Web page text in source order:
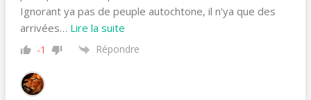
Ignorant ya pas de peuple autochtone, il n’ya que des
arrivées… Lire la suite
-1 Répondre